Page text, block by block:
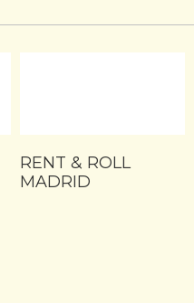
RENT & ROLL
MADRID